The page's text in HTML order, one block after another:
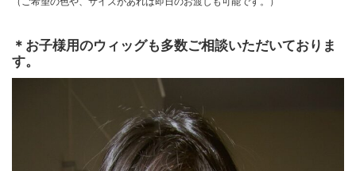
＊お子様用のウィッグも多数ご相談いただいておりま
す。